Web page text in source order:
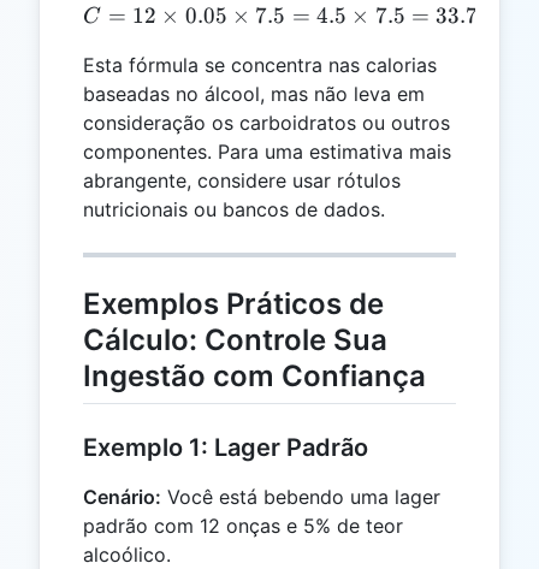
C = 12 \times 0.05
C = 12 × 0.05 × 7.5 = 4.5 × 7.5 = 33.75
Esta fórmula se concentra nas calorias
baseadas no álcool, mas não leva em
consideração os carboidratos ou outros
componentes. Para uma estimativa mais
abrangente, considere usar rótulos
nutricionais ou bancos de dados.
Exemplos Práticos de
Cálculo: Controle Sua
Ingestão com Confiança
Exemplo 1: Lager Padrão
Cenário: Você está bebendo uma lager
padrão com 12 onças e 5% de teor
alcoólico.